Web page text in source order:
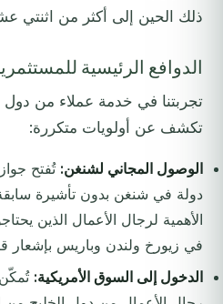
ذلك الحين إلى أكثر من اثنتي
الدوافع الرئيسية
تجربتنا في خدمة عملاء من دول
تكشف عن أولويات متكررة:
الوصول المجاني لشنغن:
دولة في شنغن بدون تأشيرة
الأهمية لرجال الأعمال الذين
في زيورخ ولندن وباريس بإشعار
الدخول إلى السوق الأمريكية: